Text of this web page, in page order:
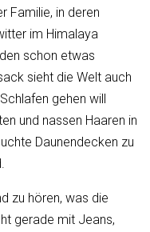
Familie, in deren
im Himalaya
schon etwas
sieht die Welt auch
gehen will
und nassen Haaren in
Daunendecken zu
zu hören, was die
gerade mit Jeans,